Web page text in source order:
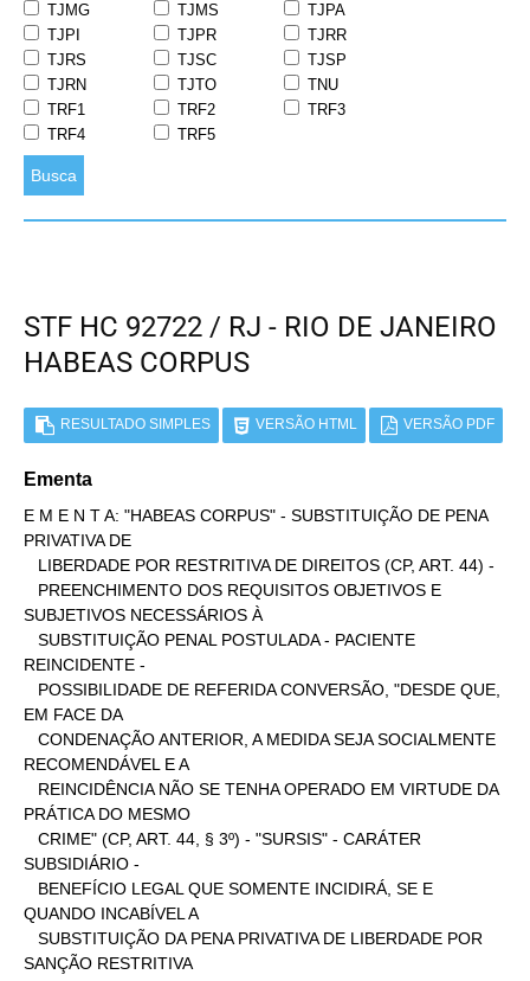
TJMG
TJMS
TJPA
TJPI
TJPR
TJRR
TJRS
TJSC
TJSP
TJRN
TJTO
TNU
TRF1
TRF2
TRF3
TRF4
TRF5
Busca
STF HC 92722 / RJ - RIO DE JANEIRO
HABEAS CORPUS
RESULTADO SIMPLES VERSÃO HTML VERSÃO PDF
Ementa
E M E N T A: "HABEAS CORPUS" - SUBSTITUIÇÃO DE PENA
PRIVATIVA DE
SUBJETIVOS NECESSÁRIOS À
REINCIDENTE -
EM FACE DA
RECOMENDÁVEL E A
PRÁTICA DO MESMO
SUBSIDIÁRIO -
QUANDO INCABÍVEL A
SANÇÃO RESTRITIVA